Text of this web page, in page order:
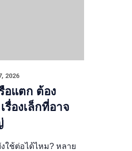
2026
อแตก ต้อง
รื่องเล็กที่อาจ
ใช้ต่อได้ไหม? หลาย